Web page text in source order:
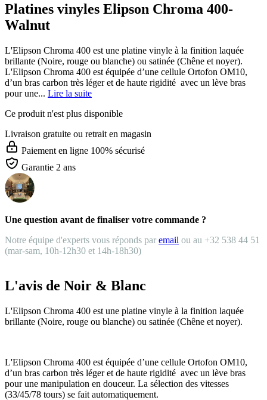
Platines vinyles Elipson Chroma 400-
Walnut
L'Elipson Chroma 400 est une platine vinyle à la finition laquée
brillante (Noire, rouge ou blanche) ou satinée (Chêne et noyer).
L'Elipson Chroma 400 est équipée d’une cellule Ortofon OM10,
d’un bras carbon très léger et de haute rigidité avec un lève bras
pour une... Lire la suite
Ce produit n'est plus disponible
Livraison gratuite ou retrait en magasin
Paiement en ligne 100% sécurisé
Garantie 2 ans
Une question avant de finaliser votre commande ?
Notre équipe d'experts vous réponds par email ou au +32 538 44 51
(mar-sam, 10h-12h30 et 14h-18h30)
L'avis de Noir & Blanc
L'Elipson Chroma 400 est une platine vinyle à la finition laquée
brillante (Noire, rouge ou blanche) ou satinée (Chêne et noyer).
L'Elipson Chroma 400 est équipée d’une cellule Ortofon OM10,
d’un bras carbon très léger et de haute rigidité avec un lève bras
pour une manipulation en douceur. La sélection des vitesses
(33/45/78 tours) se fait automatiquement.